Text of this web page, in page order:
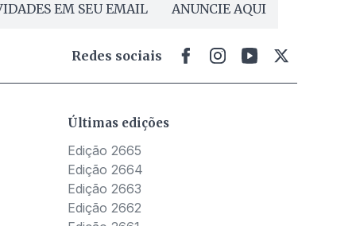
EM SEU EMAIL ANUNCIE AQUI
Redes sociais
Últimas edições
Edição 2665
Edição 2664
Edição 2663
Edição 2662